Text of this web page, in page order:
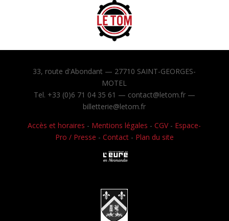
33, route d'Abondant — 27710 SAINT-GEORGES-
MOTEL
Tel. +33 (0)6 71 04 35 61 — contact@letom.fr —
billetterie@letom.fr
Accès et horaires - Mentions légales -CGV- Espace-
Pro / Presse - Contact- Plan du site